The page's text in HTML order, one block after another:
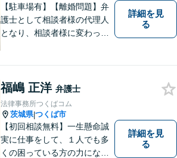
【駐車場有】【離婚問題】弁
護士として相談者様の代理人
となり、相談者様に変わって
解決をサポートさせていただ
きますので、是非ご相談くだ
さい。
詳細を見
る
福嶋 正洋 弁護士
法律事務所つくばコム
茨城県|つくば市
【初回相談無料】一生懸命誠
実に仕事をして、１人でも多
くの困っている方の力にな
詳細を見
る